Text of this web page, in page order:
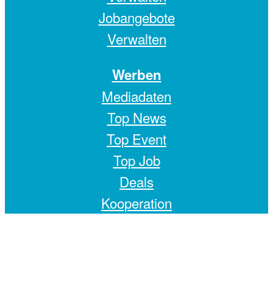
Jobangebote
Verwalten
Werben
Mediadaten
Top News
Top Event
Top Job
Deals
Kooperation